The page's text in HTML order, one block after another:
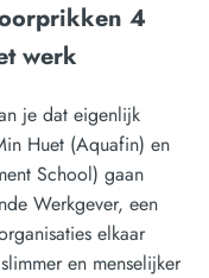
4
werk
je dat eigenlijk
Huet (Aquafin) en
School) gaan
Werkgever, een
elkaar
en menselijker